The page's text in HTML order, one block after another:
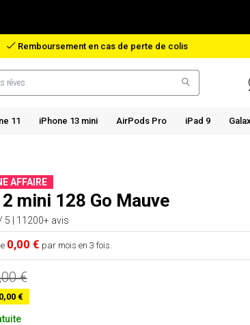
Remboursement en cas de perte de colis
11 iPhone 13 mini AirPods Pro iPad 9
AFFAIRE
mini 128 Go Mauve
| 11200+ avis
0,00 € par mois en 3 fois.
€
€